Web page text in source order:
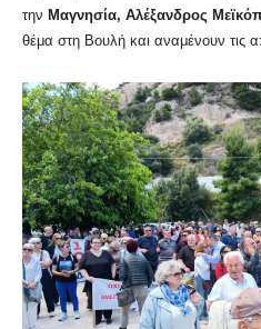
την Μαγνησία, Αλέξανδρος
θέμα στη Βουλή και αναμένουν τις